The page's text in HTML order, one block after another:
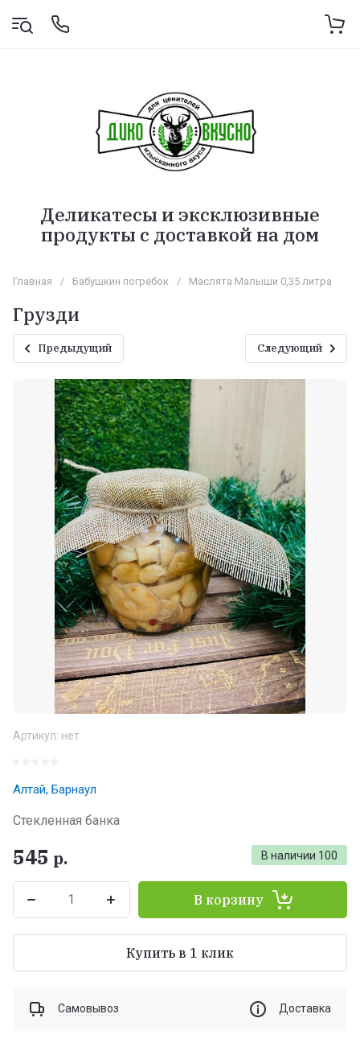
Деликатесы и эксклюзивные
продукты с доставкой на дом
Главная / Бабушкин погребок / Маслята Малыши 0,35 литра
Грузди
Предыдущий Следующий
Артикул: нет
Алтай, Барнаул
Стекленная банка
В наличии 100
545 р.
В корзину
Купить в 1 клик
Самовывоз Доставка